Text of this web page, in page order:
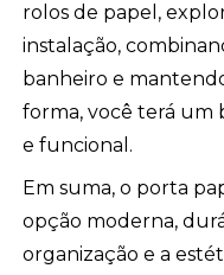
rolos de papel,
instalação,
banheiro e
forma, você terá um
e funcional.
Em suma, o porta
opção moderna,
organização e a